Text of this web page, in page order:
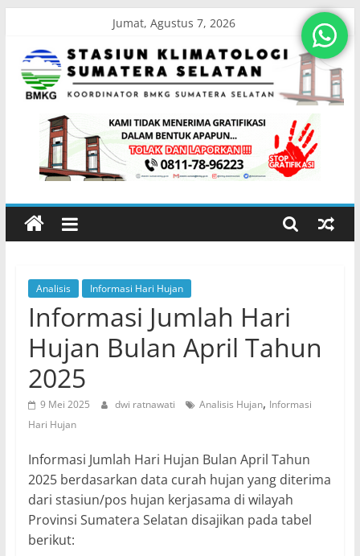
content
Jumat, Agustus 7, 2026
Stasiun
Klimatologi
Sumatera
Koordinator
BMKG
Sumatera
Selatan
Analisis Informasi Hari Hujan
Informasi Jumlah Hari
Hujan Bulan April Tahun
2025
9 Mei 2025 dwi ratnawati Analisis Hujan, Informasi
Hari Hujan
Informasi Jumlah Hari Hujan Bulan April Tahun
2025 berdasarkan data curah hujan yang diterima
dari stasiun/pos hujan kerjasama di wilayah
Provinsi Sumatera Selatan disajikan pada tabel
berikut: